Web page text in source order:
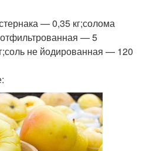
— 0,35 кг;солома
— 5
не йодированная — 120